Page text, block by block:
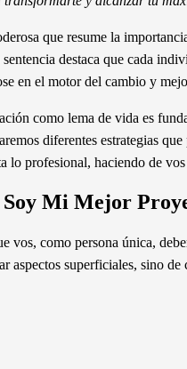
que resume la
destaca que cada
en el motor del cambio y
como lema de vida es
diferentes estrategias
lo profesional, haciendo de
Mi Mejor
vos, como persona única,
aspectos superficiales, sino